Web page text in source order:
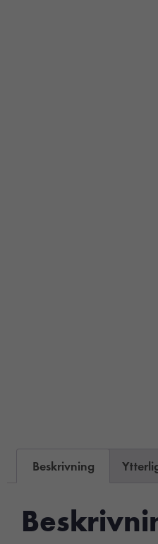
Beskrivning